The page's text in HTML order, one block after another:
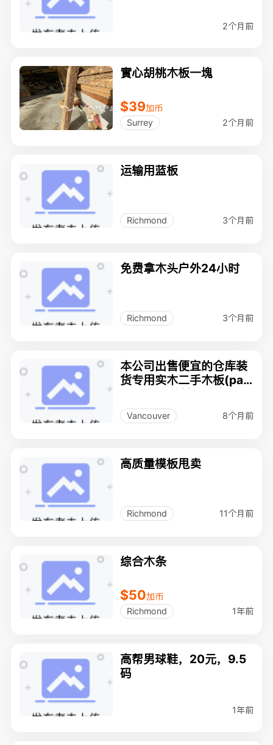
2个月前
實心胡桃木板一塊
$39加币
Surrey
2个月前
运输用蓝板
Richmond 3个月前
免费拿木头户外24小时
Richmond 3个月前
本公司出售便宜的仓库装
货专用实木二手木板(pall
d)
Vancouver 8个月前
高质量模板甩卖
Richmond 11个月前
综合木条
$50加币
Richmond
1年前
高帮男球鞋，20元，9.5
码
1年前